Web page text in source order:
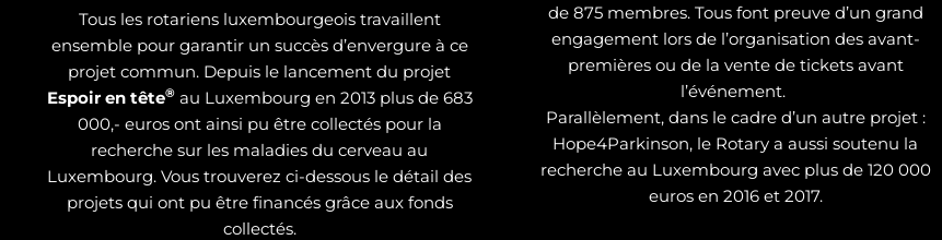
Tous les rotariens luxembourgeois travaillent
ensemble pour garantir un succès d’envergure à ce
projet commun. Depuis le lancement du projet
Espoir en tête®au Luxembourg en 2013 plus de 683
000,- euros ont ainsi pu être collectés pour la
recherche sur les maladies du cerveau au
Luxembourg. Vous trouverez ci-dessous le détail des
projets qui ont pu être financés grâce aux fonds
collectés.
de 875 membres. Tous font preuve d’un grand
engagement lors de l’organisation des avant-
premières ou de la vente de tickets avant
l’événement.
Parallèlement, dans le cadre d’un autre projet :
Hope4Parkinson, le Rotary a aussi soutenu la
recherche au Luxembourg avec plus de 120 000
euros en 2016 et 2017.